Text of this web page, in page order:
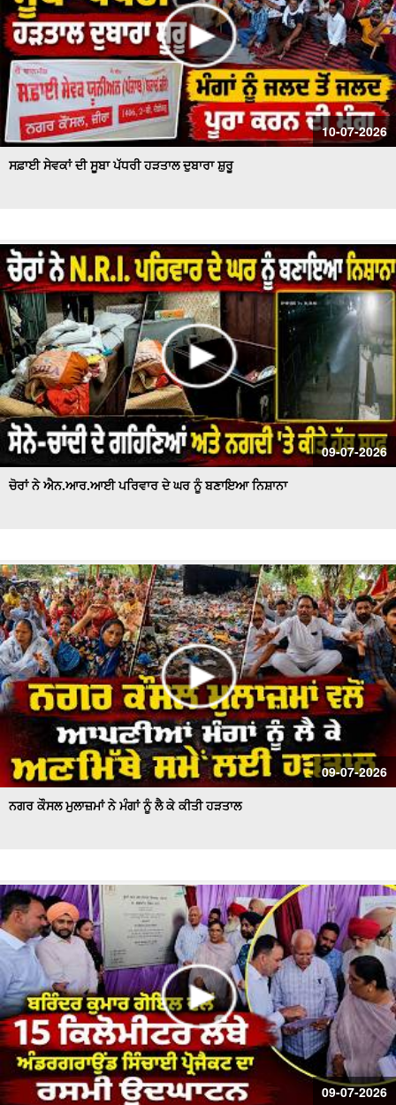
10-07-2026
ਸਫ਼ਾਈ ਸੇਵਕਾਂ ਦੀ ਸੂਬਾ ਪੱਧਰੀ ਹੜਤਾਲ ਦੁਬਾਰਾ ਸ਼ੁਰੂ
09-07-2026
ਚੋਰਾਂ ਨੇ ਐਨ.ਆਰ.ਆਈ ਪਰਿਵਾਰ ਦੇ ਘਰ ਨੂੰ ਬਣਾਇਆ ਨਿਸ਼ਾਨਾ
09-07-2026
ਨਗਰ ਕੌਸਲ ਮੁਲਾਜ਼ਮਾਂ ਨੇ ਮੰਗਾਂ ਨੂੰ ਲੈ ਕੇ ਕੀਤੀ ਹੜਤਾਲ
09-07-2026